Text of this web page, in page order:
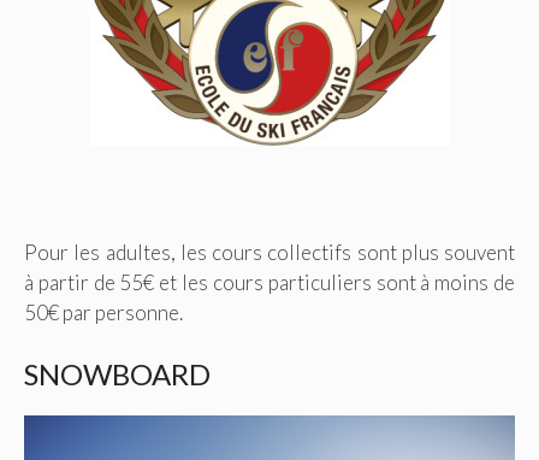
Pour les adultes, les cours collectifs sont plus souvent
à partir de 55€ et les cours particuliers sont à moins de
50€ par personne.
SNOWBOARD